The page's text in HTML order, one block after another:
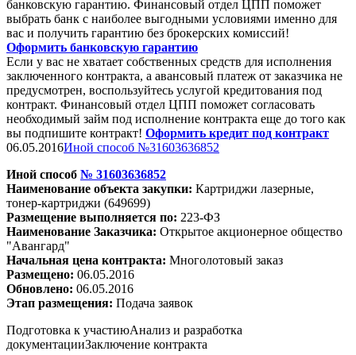
банковскую гарантию. Финансовый отдел ЦПП поможет
выбрать банк с наиболее выгодными условиями именно для
вас и получить гарантию без брокерских комиссий!
Оформить банковскую гарантию
Если у вас не хватает собственных средств для исполнения
заключенного контракта, а авансовый платеж от заказчика не
предусмотрен, воспользуйтесь услугой кредитования под
контракт. Финансовый отдел ЦПП поможет согласовать
необходимый займ под исполнение контракта еще до того как
вы подпишите контракт! Оформить кредит под контракт
06.05.2016Иной способ №31603636852
Иной способ № 31603636852
Наименование объекта закупки: Картриджи лазерные,
тонер-картриджи (649699)
Размещение выполняется по: 223-ФЗ
Наименование Заказчика: Открытое акционерное общество
"Авангард"
Начальная цена контракта: Многолотовый заказ
Размещено: 06.05.2016
Обновлено: 06.05.2016
Этап размещения: Подача заявок
Подготовка к участиюАнализ и разработка
документацииЗаключение контракта